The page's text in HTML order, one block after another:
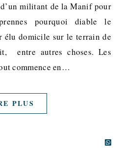
militant de la Manif pour
pourquoi diable le
élu domicile sur le terrain de
entre autres choses. Les
commence en…
PLUS